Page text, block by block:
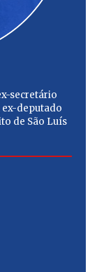
secretário
deputado
de São Luís